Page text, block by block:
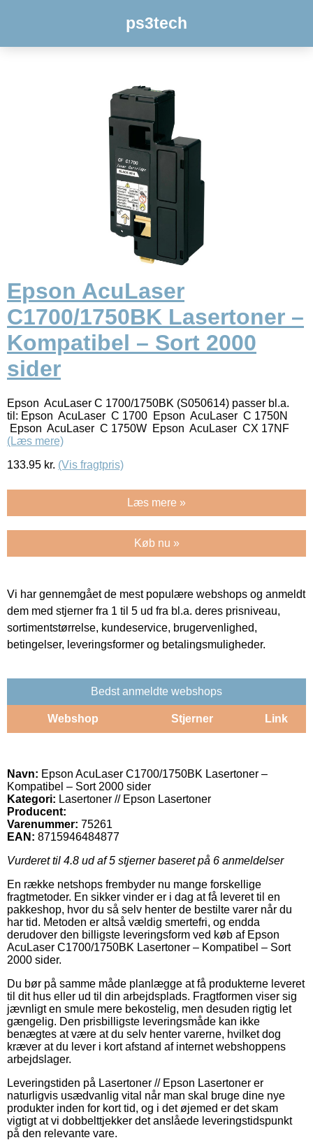
ps3tech
Epson AcuLaser
C1700/1750BK Lasertoner –
Kompatibel – Sort 2000
sider
Epson AcuLaser C 1700/1750BK (S050614) passer bl.a.
til: Epson AcuLaser C 1700 Epson AcuLaser C 1750N
Epson AcuLaser C 1750W Epson AcuLaser CX 17NF
(Læs mere)
133.95 kr. (Vis fragtpris)
Læs mere »
Køb nu »
Vi har gennemgået de mest populære webshops og anmeldt
dem med stjerner fra 1 til 5 ud fra bl.a. deres prisniveau,
sortimentstørrelse, kundeservice, brugervenlighed,
betingelser, leveringsformer og betalingsmuligheder.
Bedst anmeldte webshops
Webshop Stjerner Link
Navn: Epson AcuLaser C1700/1750BK Lasertoner –
Kompatibel – Sort 2000 sider
Kategori: Lasertoner // Epson Lasertoner
Producent:
Varenummer: 75261
EAN: 8715946484877
Vurderet til 4.8 ud af 5 stjerner baseret på 6 anmeldelser
En række netshops frembyder nu mange forskellige
fragtmetoder. En sikker vinder er i dag at få leveret til en
pakkeshop, hvor du så selv henter de bestilte varer når du
har tid. Metoden er altså vældig smertefri, og endda
derudover den billigste leveringsform ved køb af Epson
AcuLaser C1700/1750BK Lasertoner – Kompatibel – Sort
2000 sider.
Du bør på samme måde planlægge at få produkterne leveret
til dit hus eller ud til din arbejdsplads. Fragtformen viser sig
jævnligt en smule mere bekostelig, men desuden rigtig let
gængelig. Den prisbilligste leveringsmåde kan ikke
benægtes at være at du selv henter varerne, hvilket dog
kræver at du lever i kort afstand af internet webshoppens
arbejdslager.
Leveringstiden på Lasertoner // Epson Lasertoner er
naturligvis usædvanlig vital når man skal bruge dine nye
produkter inden for kort tid, og i det øjemed er det skam
vigtigt at vi dobbelttjekker det anslåede leveringstidspunkt
på den relevante vare.